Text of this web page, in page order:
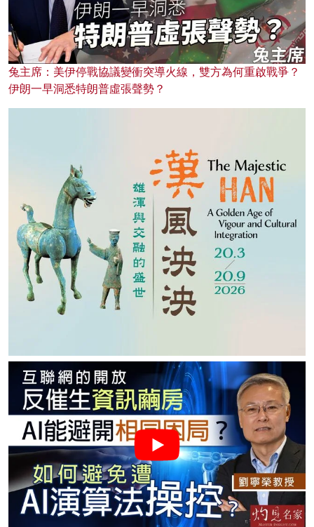
兔主席：美伊停戰協議變衝突導火線，雙方為何重啟戰爭？
伊朗一早洞悉特朗普虛張聲勢？